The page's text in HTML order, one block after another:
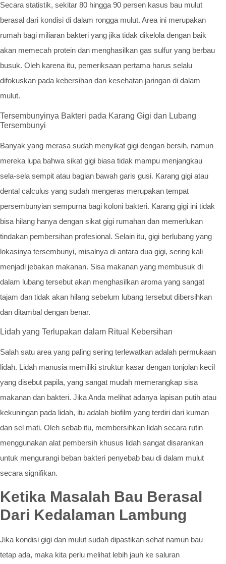
Secara statistik, sekitar 80 hingga 90 persen kasus bau mulut
berasal dari kondisi di dalam rongga mulut. Area ini merupakan
rumah bagi miliaran bakteri yang jika tidak dikelola dengan baik
akan memecah protein dan menghasilkan gas sulfur yang berbau
busuk. Oleh karena itu, pemeriksaan pertama harus selalu
difokuskan pada kebersihan dan kesehatan jaringan di dalam
mulut.
Tersembunyinya Bakteri pada Karang Gigi dan Lubang
Tersembunyi
Banyak yang merasa sudah menyikat gigi dengan bersih, namun
mereka lupa bahwa sikat gigi biasa tidak mampu menjangkau
sela-sela sempit atau bagian bawah garis gusi. Karang gigi atau
dental calculus yang sudah mengeras merupakan tempat
persembunyian sempurna bagi koloni bakteri. Karang gigi ini tidak
bisa hilang hanya dengan sikat gigi rumahan dan memerlukan
tindakan pembersihan profesional. Selain itu, gigi berlubang yang
lokasinya tersembunyi, misalnya di antara dua gigi, sering kali
menjadi jebakan makanan. Sisa makanan yang membusuk di
dalam lubang tersebut akan menghasilkan aroma yang sangat
tajam dan tidak akan hilang sebelum lubang tersebut dibersihkan
dan ditambal dengan benar.
Lidah yang Terlupakan dalam Ritual Kebersihan
Salah satu area yang paling sering terlewatkan adalah permukaan
lidah. Lidah manusia memiliki struktur kasar dengan tonjolan kecil
yang disebut papila, yang sangat mudah memerangkap sisa
makanan dan bakteri. Jika Anda melihat adanya lapisan putih atau
kekuningan pada lidah, itu adalah biofilm yang terdiri dari kuman
dan sel mati. Oleh sebab itu, membersihkan lidah secara rutin
menggunakan alat pembersih khusus lidah sangat disarankan
untuk mengurangi beban bakteri penyebab bau di dalam mulut
secara signifikan.
Ketika Masalah Bau Berasal
Dari Kedalaman Lambung
Jika kondisi gigi dan mulut sudah dipastikan sehat namun bau
tetap ada, maka kita perlu melihat lebih jauh ke saluran